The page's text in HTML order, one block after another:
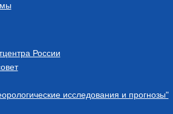
России
исследования и прогнозы"